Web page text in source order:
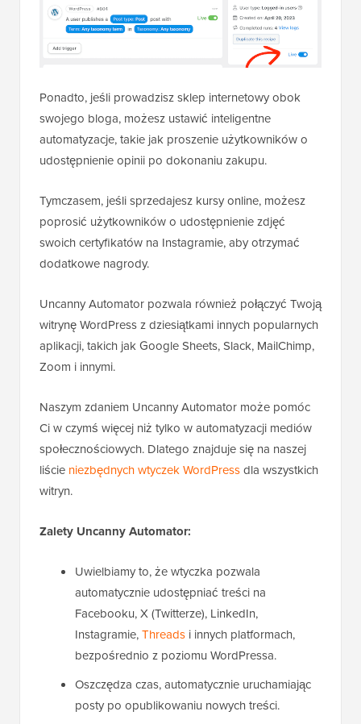
Ponadto, jeśli prowadzisz sklep internetowy obok
swojego bloga, możesz ustawić inteligentne
automatyzacje, takie jak proszenie użytkowników o
udostępnienie opinii po dokonaniu zakupu.
Tymczasem, jeśli sprzedajesz kursy online, możesz
poprosić użytkowników o udostępnienie zdjęć
swoich certyfikatów na Instagramie, aby otrzymać
dodatkowe nagrody.
Uncanny Automator pozwala również połączyć Twoją
witrynę WordPress z dziesiątkami innych popularnych
aplikacji, takich jak Google Sheets, Slack, MailChimp,
Zoom i innymi.
Naszym zdaniem Uncanny Automator może pomóc
Ci w czymś więcej niż tylko w automatyzacji mediów
społecznościowych. Dlatego znajduje się na naszej
liście niezbędnych wtyczek WordPressdla wszystkich
witryn.
Zalety Uncanny Automator:
Uwielbiamy to, że wtyczka pozwala
automatycznie udostępniać treści na
Facebooku, X (Twitterze), LinkedIn,
Instagramie,Threads i innych platformach,
bezpośrednio z poziomu WordPressa.
Oszczędza czas, automatycznie uruchamiając
posty po opublikowaniu nowych treści.